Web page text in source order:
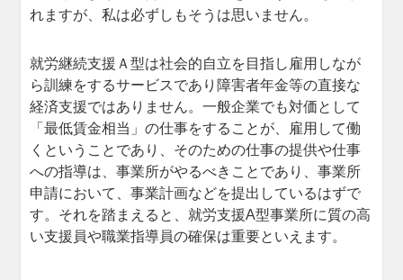
れますが、私は必ずしもそうは思いません。
就労継続支援Ａ型は社会的自立を目指し雇用しなが
ら訓練をするサービスであり障害者年金等の直接な
経済支援ではありません。一般企業でも対価として
「最低賃金相当」の仕事をすることが、雇用して働
くということであり、そのための仕事の提供や仕事
への指導は、事業所がやるべきことであり、事業所
申請において、事業計画などを提出しているはずで
す。それを踏まえると、就労支援A型事業所に質の高
い支援員や職業指導員の確保は重要といえます。